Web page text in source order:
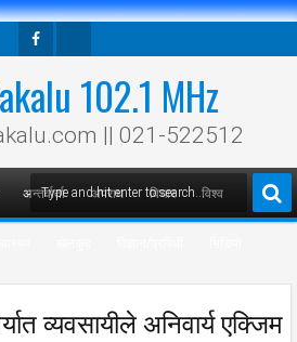
102.1 MHz
|| 021-522512
अन्तर्वार्ता अपराध विचार विश्व
व्यवसायीले अनिवार्य एक्जिम